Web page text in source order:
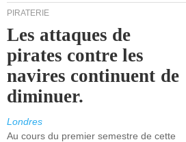
PIRATERIE
Les attaques de
pirates contre les
navires continuent de
diminuer.
Londres
Au cours du premier semestre de cette